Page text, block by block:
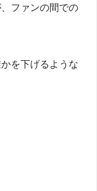
ファンの間での
を下げるような